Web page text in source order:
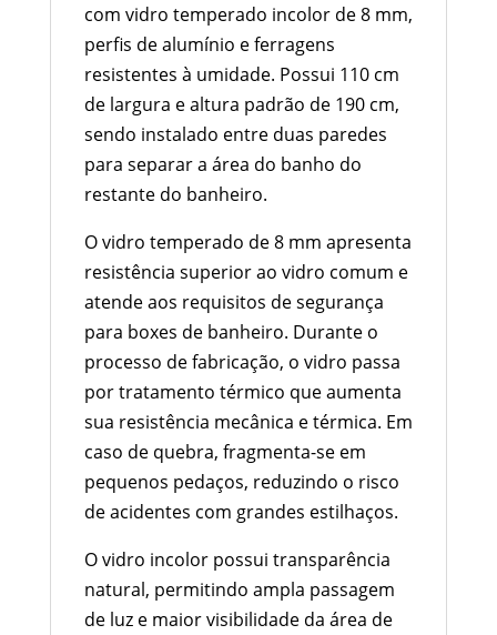
com vidro temperado incolor de 8 mm,
perfis de alumínio e ferragens
resistentes à umidade. Possui 110 cm
de largura e altura padrão de 190 cm,
sendo instalado entre duas paredes
para separar a área do banho do
restante do banheiro.
O vidro temperado de 8 mm apresenta
resistência superior ao vidro comum e
atende aos requisitos de segurança
para boxes de banheiro. Durante o
processo de fabricação, o vidro passa
por tratamento térmico que aumenta
sua resistência mecânica e térmica. Em
caso de quebra, fragmenta-se em
pequenos pedaços, reduzindo o risco
de acidentes com grandes estilhaços.
O vidro incolor possui transparência
natural, permitindo ampla passagem
de luz e maior visibilidade da área de